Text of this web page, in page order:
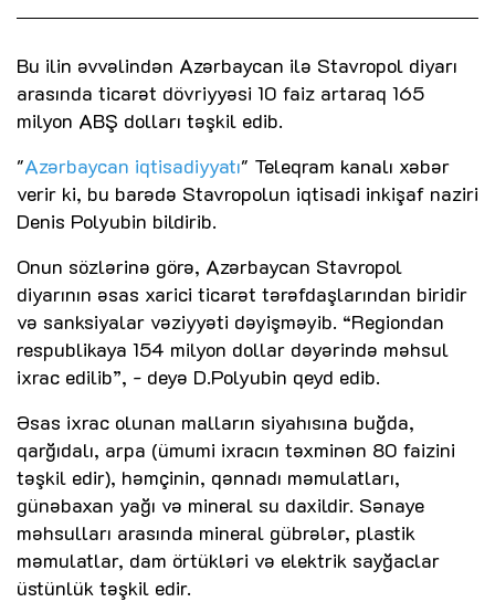
Bu ilin əvvəlindən Azərbaycan ilə Stavropol diyarı
arasında ticarət dövriyyəsi 10 faiz artaraq 165
milyon ABŞ dolları təşkil edib.
"Azərbaycan iqtisadiyyatı" Teleqram kanalı xəbər
verir ki, bu barədə Stavropolun iqtisadi inkişaf naziri
Denis Polyubin bildirib.
Onun sözlərinə görə, Azərbaycan Stavropol
diyarının əsas xarici ticarət tərəfdaşlarından biridir
və sanksiyalar vəziyyəti dəyişməyib. “Regiondan
respublikaya 154 milyon dollar dəyərində məhsul
ixrac edilib”, - deyə D.Polyubin qeyd edib.
Əsas ixrac olunan malların siyahısına buğda,
qarğıdalı, arpa (ümumi ixracın təxminən 80 faizini
təşkil edir), həmçinin, qənnadı məmulatları,
günəbaxan yağı və mineral su daxildir. Sənaye
məhsulları arasında mineral gübrələr, plastik
məmulatlar, dam örtükləri və elektrik sayğaclar
üstünlük təşkil edir.